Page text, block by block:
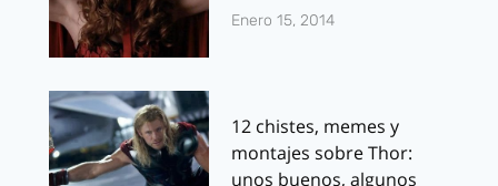
Enero 15, 2014
12 chistes, memes y
montajes sobre Thor:
unos buenos, algunos